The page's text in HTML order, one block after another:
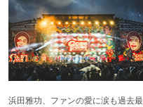
浜田雅功、ファンの愛に涙も過去最